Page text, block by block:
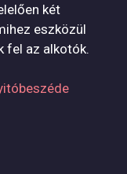
két
eszközül
fel az alkotók.